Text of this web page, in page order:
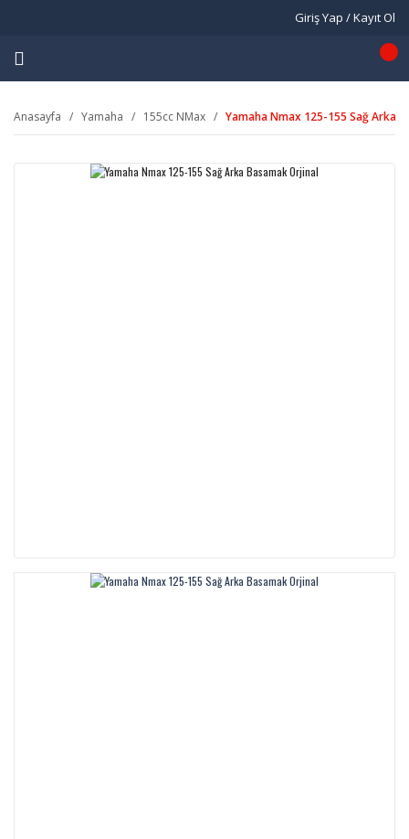
Giriş Yap / Kayıt Ol
Anasayfa Yamaha 155cc NMax Yamaha Nmax 125-155 Sağ Arka